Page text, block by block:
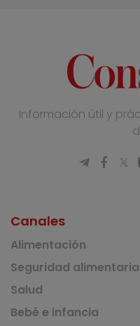
Información útil y
Canales
Alimentación
Seguridad alimentaria
Salud
Bebé e infancia